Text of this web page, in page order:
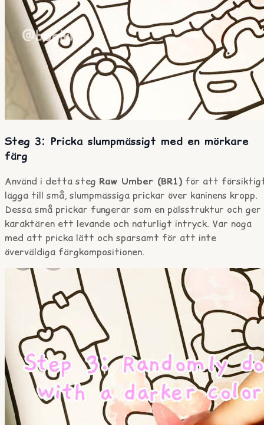
Steg 3: Pricka slumpmässigt med en mörkare
färg
Använd i detta steg Raw Umber (BR1) för att
lägga till små, slumpmässiga prickar över kaninens kropp.
Dessa små prickar fungerar som en pälsstruktur och ger
karaktären ett levande och naturligt intryck. Var noga
med att pricka lätt och sparsamt för att inte
överväldiga färgkompositionen.